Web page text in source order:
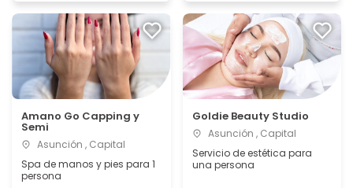
Amano Go Capping y
Semi
Asunción , Capital
Spa de manos y pies para 1
persona
Goldie Beauty Studio
Asunción , Capital
Servicio de estética para
una persona